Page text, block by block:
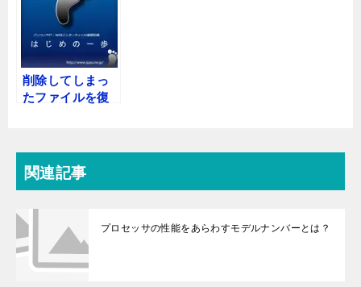
削除してしまっ
たファイルを復
拾い上げればい
い」と言われま
には何も入って
いないのです
が……
関連記事
プロセッサの性能をあらわすモデルナンバーとは？